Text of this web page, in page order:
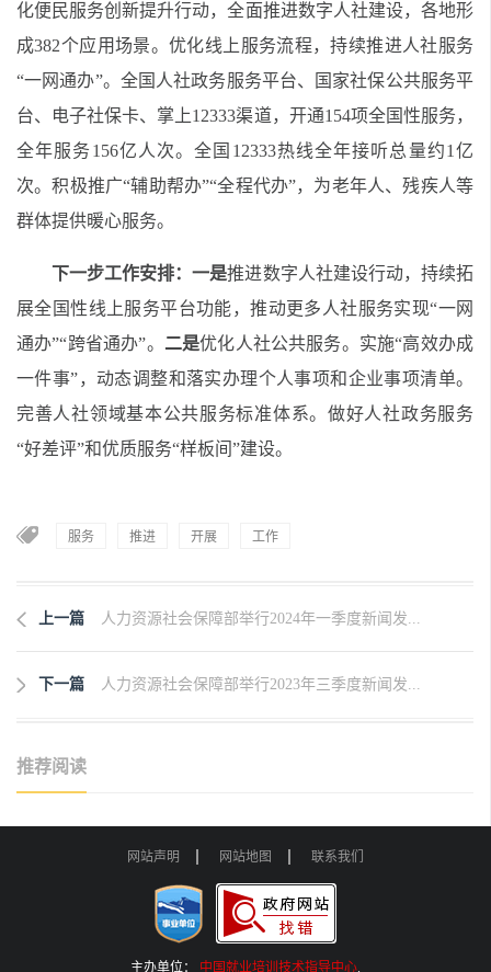
化便民服务创新提升行动，全面推进数字人社建设，各地形
成382个应用场景。 优化线上服务流程，持续推进人社服务
“一网通办”。 全国人社政务服务平台、国家社保公共服务平
台、电子社保卡、掌上12333渠道，开通154项全国性服务，
全年服务156亿人次。全国12333热线全年接听总量约1 亿
次。积极推广“辅助帮办”“全程代办”，为老年人、残疾人等
群体提供暖心服务。
下一步工作安排：一是推进数字人社建设行动，持续拓
展全国性线上服务平台功能，推动更多 人社服务实现“一网
通办”“跨省通办”。 二是优化人社公共服务。实施“高效办成
一件事”，动态调整和落实办理个人事项和企业事项清单。
完善人社领域基本公共服务标准体系。做好人社政务服务
“好差评”和优质服务“样板间”建设。
服务 推进 开展 工作
上一篇 人力资源社会保障部举行2024年一季度新闻发...
下一篇 人力资源社会保障部举行2023年三季度新闻发...
推荐阅读
网站声明 网站地图 联系我们
主办单位： 中国就业培训技术指导中心.